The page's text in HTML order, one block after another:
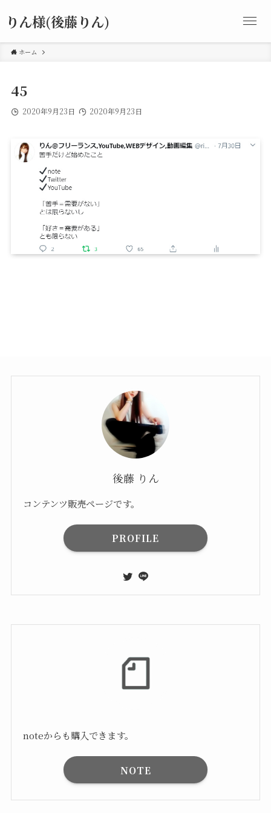
りん様(後藤りん)
ホーム
45
2020年9月23日 2020年9月23日
後藤 りん
コンテンツ販売ページです。
PROFILE
noteからも購入できます。
NOTE